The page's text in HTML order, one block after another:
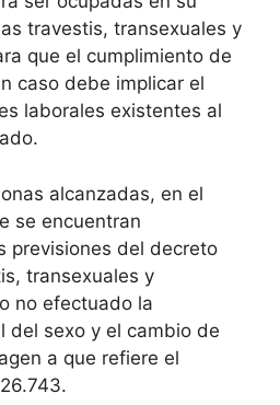
travestis, transexuales y
que el cumplimiento de
caso debe implicar el
laborales existentes al
alcanzadas, en el
se encuentran
previsiones del decreto
transexuales y
no efectuado la
del sexo y el cambio de
a que refiere el